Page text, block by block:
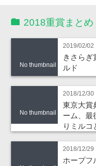
2018重賞まとめ
No thumbnail
2019/02/02
きさらぎ
ルド
No thumbnail
2018/12/30
東京大賞
ーム、最
りミルコ
2018/12/29
ホープフ